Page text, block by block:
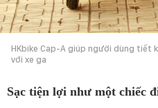
HKbike Cap-A giúp người dùng tiết
với xe ga
Sạc tiện lợi như một chiếc